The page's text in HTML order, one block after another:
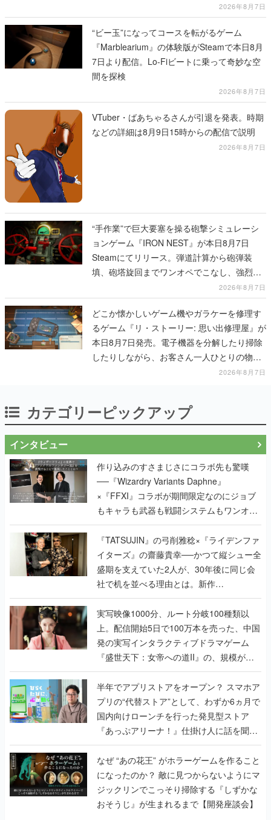
2026年8月7日
“ビー玉”になってコースを転がるゲーム
『Marblearium』の体験版がSteamで本日8月
7日より配信。Lo-Fiビートに乗って奇妙な空
間を探検
2026年8月7日
VTuber・ばあちゃるさんが引退を発表。時期
などの詳細は8月9日15時からの配信で説明
2026年8月7日
“手作業”で巨大要塞を操る砲撃シミュレーシ
ョンゲーム『IRON NEST』が本日8月7日
Steamにてリリース。弾道計算から砲弾装
填、砲塔旋回までワンオペでこなし、強烈な
一撃をブチかませるロマンある作品2026年8月7日
どこか懐かしいゲーム機やガラケーを修理す
るゲーム『リ・ストーリー: 思い出修理屋』が
本日8月7日発売。電子機器を分解したり掃除
したりしながら、お客さん一人ひとりの物語
2026年8月7日
カテゴリーピックアップ
インタビュー
作り込みのすさまじさにコラボ先も驚嘆
──『Wizardry Variants Daphne』
×『FFXI』コラボが期間限定なのにジョブ
もキャラも武器も戦闘システムもワンオフ
で作り込まれた理由を両ディレクターに聞
く
『TATSUJIN』の弓削雅稔×『ライデンファ
イターズ』の齋藤貴幸──かつて縦シュー全
盛期を支えていた2人が、30年後に同じ会
社で机を並べる理由とは。新作
『TATSUJIN EXTREME』で初タッグを組
んだレジェンド2人に訊く開発秘話
実写映像1000分、ルート分岐100種類以
上。配信開始5日で100万本を売った、中国
発の実写インタラクティブドラマゲーム
『盛世天下：女帝への道II』の、規模が違
うこだわりをプロデューサーに聞いた
半年でアプリストアをオープン？ スマホア
プリの“代替ストア”として、わずか6ヵ月で
国内向けローンチを行った発見型ストア
『あっぷアリーナ！』仕掛け人に話を聞い
てみた
なぜ “あの花王” がホラーゲームを作ること
になったのか？ 敵に見つからないようにマ
ジックリンでこっそり掃除する『しずかな
おそうじ』が生まれるまで【開発座談会】